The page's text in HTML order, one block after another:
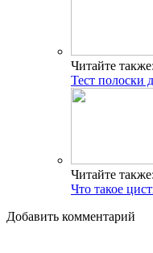
Читайте также:
Тест полоски
Читайте также:
Что такое
Добавить комментарий